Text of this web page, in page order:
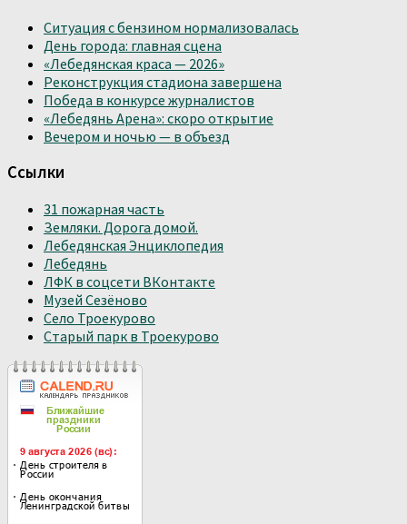
Ситуация с бензином нормализовалась
День города: главная сцена
«Лебедянская краса — 2026»
Реконструкция стадиона завершена
Победа в конкурсе журналистов
«Лебедянь Арена»: скоро открытие
Вечером и ночью — в объезд
Ссылки
31 пожарная часть
Земляки. Дорога домой.
Лебедянская Энциклопедия
Лебедянь
ЛФК в соцсети ВКонтакте
Музей Сезёново
Село Троекурово
Старый парк в Троекурово